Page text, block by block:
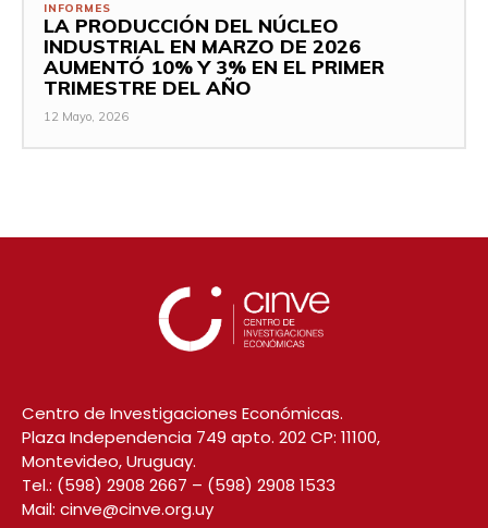
INFORMES
LA PRODUCCIÓN DEL NÚCLEO
INDUSTRIAL EN MARZO DE 2026
AUMENTÓ 10% Y 3% EN EL PRIMER
TRIMESTRE DEL AÑO
12 Mayo, 2026
Centro de Investigaciones Económicas.
Plaza Independencia 749 apto. 202 CP: 11100,
Montevideo, Uruguay.
Tel.: (598) 2908 2667 – (598) 2908 1533
Mail: cinve@cinve.org.uy